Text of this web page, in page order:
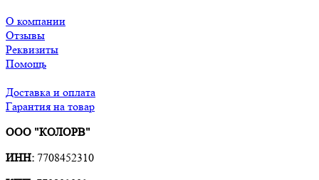
О компании
Отзывы
Реквизиты
Помощь
Доставка и оплата
Гарантия на товар
ООО "КОЛОРВ"
ИНН: 7708452310